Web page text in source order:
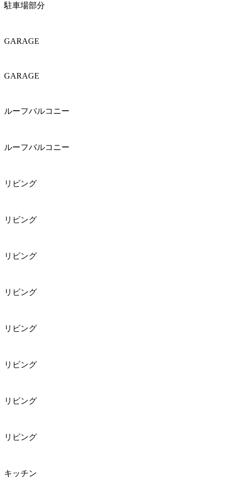
駐車場部分
GARAGE
GARAGE
ルーフバルコニー
ルーフバルコニー
リビング
リビング
リビング
リビング
リビング
リビング
リビング
リビング
キッチン